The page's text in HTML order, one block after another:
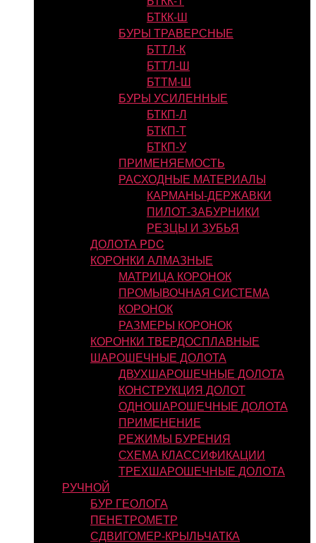
БТКК-Ш
БУРЫ ТРАВЕРСНЫЕ
БТТЛ-К
БТТЛ-Ш
БТТМ-Ш
БУРЫ УСИЛЕННЫЕ
БТКП-Л
БТКП-Т
БТКП-У
ПРИМЕНЯЕМОСТЬ
РАСХОДНЫЕ МАТЕРИАЛЫ
КАРМАНЫ-ДЕРЖАВКИ
ПИЛОТ-ЗАБУРНИКИ
РЕЗЦЫ И ЗУБЬЯ
ДОЛОТА PDC
КОРОНКИ АЛМАЗНЫЕ
МАТРИЦА КОРОНОК
ПРОМЫВОЧНАЯ СИСТЕМА
КОРОНОК
РАЗМЕРЫ КОРОНОК
КОРОНКИ ТВЕРДОСПЛАВНЫЕ
ШАРОШЕЧНЫЕ ДОЛОТА
ДВУХШАРОШЕЧНЫЕ ДОЛОТА
КОНСТРУКЦИЯ ДОЛОТ
ОДНОШАРОШЕЧНЫЕ ДОЛОТА
ПРИМЕНЕНИЕ
РЕЖИМЫ БУРЕНИЯ
СХЕМА КЛАССИФИКАЦИИ
ТРЕХШАРОШЕЧНЫЕ ДОЛОТА
РУЧНОЙ
БУР ГЕОЛОГА
ПЕНЕТРОМЕТР
СДВИГОМЕР-КРЫЛЬЧАТКА